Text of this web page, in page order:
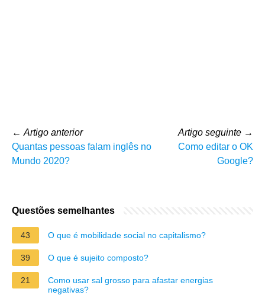
← Artigo anterior
Quantas pessoas falam inglês no
Mundo 2020?
Artigo seguinte →
Como editar o OK
Google?
Questões semelhantes
43 O que é mobilidade social no capitalismo?
39 O que é sujeito composto?
21
Como usar sal grosso para afastar energias
negativas?